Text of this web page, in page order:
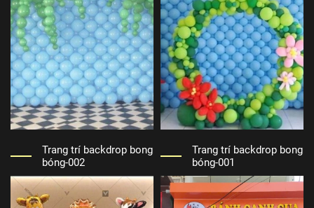
Trang trí backdrop bong
bóng-002
Trang trí backdrop bong
bóng-001